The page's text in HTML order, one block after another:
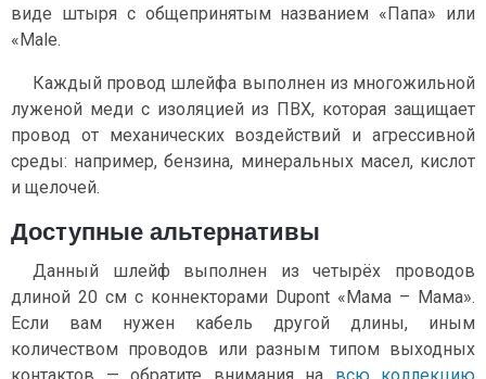
виде штыря с общепринятым названием «Папа» или
«Male.
Каждый провод шлейфа выполнен из многожильной
луженой меди с изоляцией из ПВХ, которая защищает
провод от механических воздействий и агрессивной
среды: например, бензина, минеральных масел, кислот
и щелочей.
Доступные альтернативы
Данный шлейф выполнен из четырёх проводов
длиной 20 см с коннекторами Dupont «Мама – Мама».
Если вам нужен кабель другой длины, иным
количеством проводов или разным типом выходных